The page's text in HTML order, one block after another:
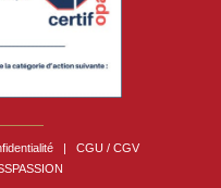
|
CGU / CGV